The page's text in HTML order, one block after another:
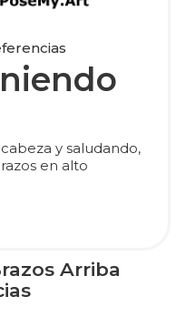
y saludando,
en alto
Arriba